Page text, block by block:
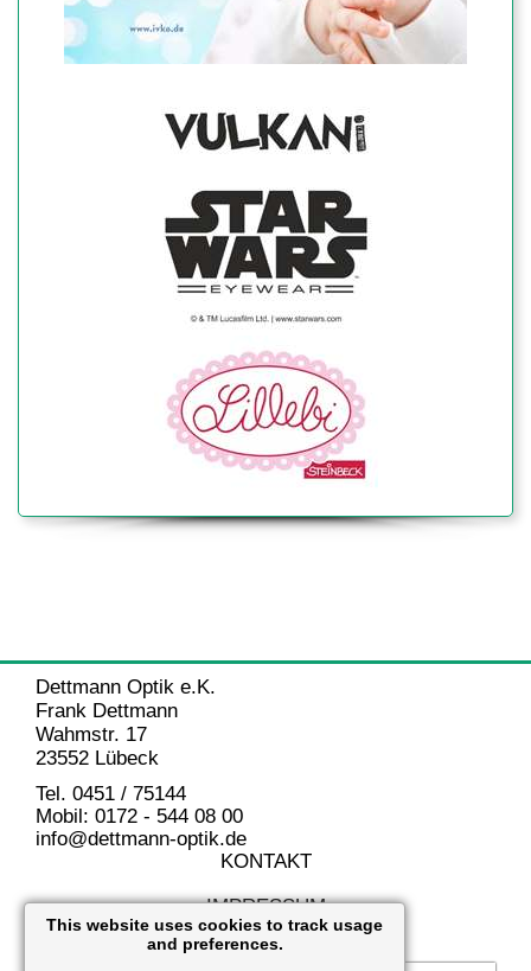
This website uses cookies to track usage
and preferences.
Dettmann Optik e.K.
Frank Dettmann
Wahmstr. 17
23552 Lübeck
Tel. 0451 / 75144
Mobil: 0172 - 544 08 00
info@dettmann-optik.de
KONTAKT
IMPRESSUM
DATENSCHUTZ